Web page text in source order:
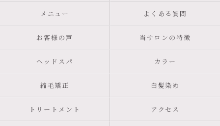
メニュー よくある質問
お客様の声 当サロンの特徴
ヘッドスパ カラー
縮毛矯正 白髪染め
トリートメント アクセス